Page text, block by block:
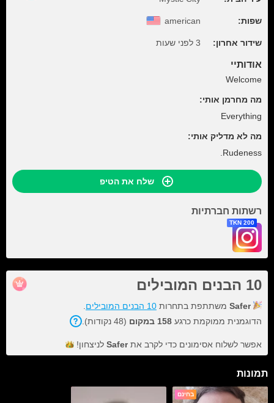
שפות: american
שידור אחרון: 3 לפני שעות
אודותיי
Welcome
מה מחרמן אותי:
Everything
מה לא מדליק אותי:
Rudeness.
שלח את הטיפ
רשתות חברתיות
200 TKN
10 הבנים המובילים
Safer משתתפת בתחרות 10 הבנים המובילים
הדוגמנית ממוקמת כרגע 158 במקום (48 נקודות).
אפשר לשלוח אסימונים כדי לקרב את Safer לניצחון!
תמונות
בחינם